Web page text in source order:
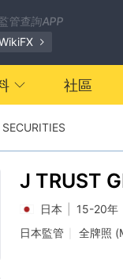
管查詢APP
社區
J TRUST
日本
15-20年
日本監管
全牌照